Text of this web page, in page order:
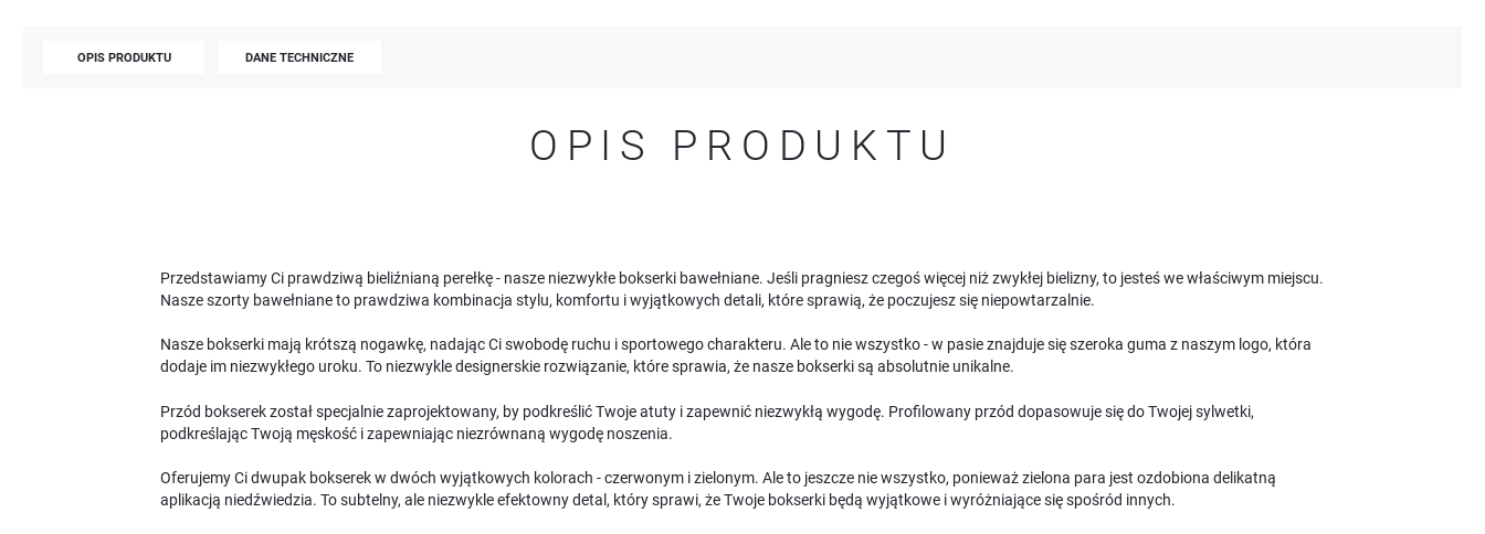
OPIS PRODUKTU DANE TECHNICZNE
OPIS PRODUKTU
Przedstawiamy Ci prawdziwą bieliźnianą perełkę - nasze niezwykłe bokserki bawełniane. Jeśli pragniesz czegoś więcej niż zwykłej bielizny, to jesteś we właściwym miejscu.
Nasze szorty bawełniane to prawdziwa kombinacja stylu, komfortu i wyjątkowych detali, które sprawią, że poczujesz się niepowtarzalnie.
Nasze bokserki mają krótszą nogawkę, nadając Ci swobodę ruchu i sportowego charakteru. Ale to nie wszystko - w pasie znajduje się szeroka guma z naszym logo, która
dodaje im niezwykłego uroku. To niezwykle designerskie rozwiązanie, które sprawia, że nasze bokserki są absolutnie unikalne.
Przód bokserek został specjalnie zaprojektowany, by podkreślić Twoje atuty i zapewnić niezwykłą wygodę. Profilowany przód dopasowuje się do Twojej sylwetki,
podkreślając Twoją męskość i zapewniając niezrównaną wygodę noszenia.
Oferujemy Ci dwupak bokserek w dwóch wyjątkowych kolorach - czerwonym i zielonym. Ale to jeszcze nie wszystko, ponieważ zielona para jest ozdobiona delikatną
aplikacją niedźwiedzia. To subtelny, ale niezwykle efektowny detal, który sprawi, że Twoje bokserki będą wyjątkowe i wyróżniające się spośród innych.